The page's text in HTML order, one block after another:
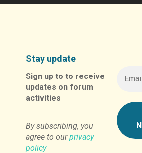
Stay update
Sign up to to receive
updates on forum
activities
By subscribing, you
agree to ourprivacy
policy